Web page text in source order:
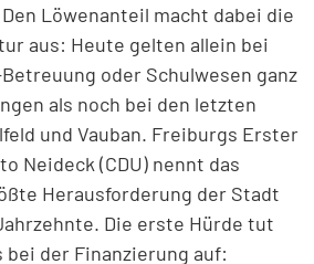
Löwenanteil macht dabei die
aus: Heute gelten allein bei
oder Schulwesen ganz
als noch bei den letzten
und Vauban. Freiburgs Erster
Neideck (CDU) nennt das
Herausforderung der Stadt
Die erste Hürde tut
der Finanzierung auf: